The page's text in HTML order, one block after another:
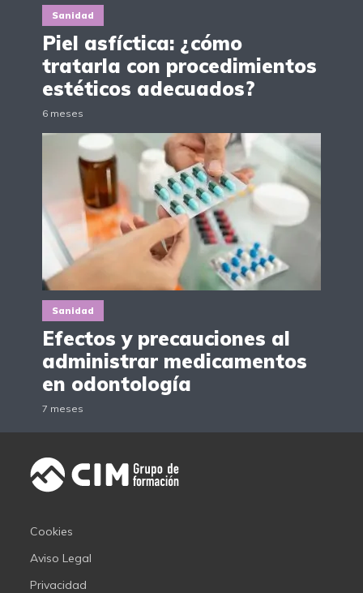
Sanidad
Piel asfíctica: ¿cómo
tratarla con procedimientos
estéticos adecuados?
6 meses
Sanidad
Efectos y precauciones al
administrar medicamentos
en odontología
7 meses
Cookies
Aviso Legal
Privacidad